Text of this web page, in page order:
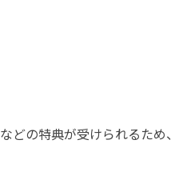
どの特典が受けられるた